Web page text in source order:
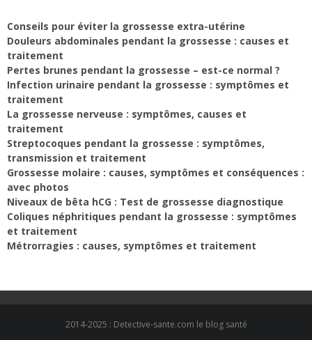
Conseils pour éviter la grossesse extra-utérine
Douleurs abdominales pendant la grossesse : causes et
traitement
Pertes brunes pendant la grossesse – est-ce normal ?
Infection urinaire pendant la grossesse : symptômes et
traitement
La grossesse nerveuse : symptômes, causes et
traitement
Streptocoques pendant la grossesse : symptômes,
transmission et traitement
Grossesse molaire : causes, symptômes et conséquences :
avec photos
Niveaux de bêta hCG : Test de grossesse diagnostique
Coliques néphritiques pendant la grossesse : symptômes
et traitement
Métrorragies : causes, symptômes et traitement
2014-2025 : Detective-sante.com le blog santé